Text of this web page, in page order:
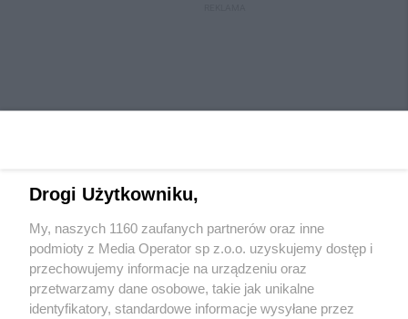
Wydawca mediówlokalnych
Drogi Użytkowniku,
My, naszych 1160 zaufanych partnerów oraz inne
podmioty z Media Operator sp z.o.o. uzyskujemy dostęp i
przechowujemy informacje na urządzeniu oraz
przetwarzamy dane osobowe, takie jak unikalne
identyfikatory, standardowe informacje wysyłane przez